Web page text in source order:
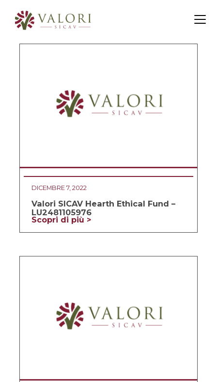
DICEMBRE 7, 2022
Valori SICAV Hearth Ethical Fund –
LU2481105976
Scopri di più >